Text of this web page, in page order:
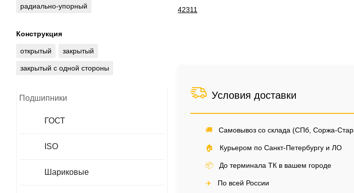
42311
Условия доставки
🚚 Самовывоз со склада (СПб, Соржа-
🏠 Курьером по Санкт-Петербургу и ЛО
📦 До терминала ТК в вашем городе
✈️ По всей России
радиально-упорный
Конструкция
открытый закрытый
закрытый с одной стороны
Подшипники
ГОСТ
ISO
Шариковые